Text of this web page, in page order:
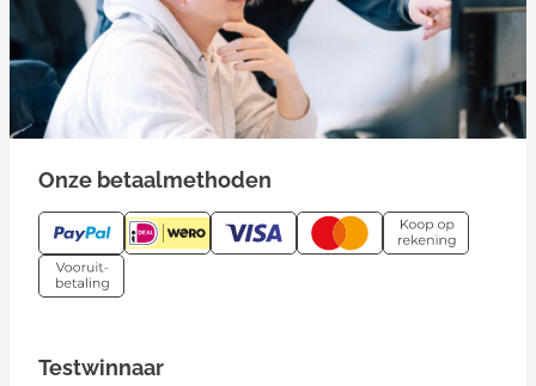
Onze betaalmethoden
Testwinnaar